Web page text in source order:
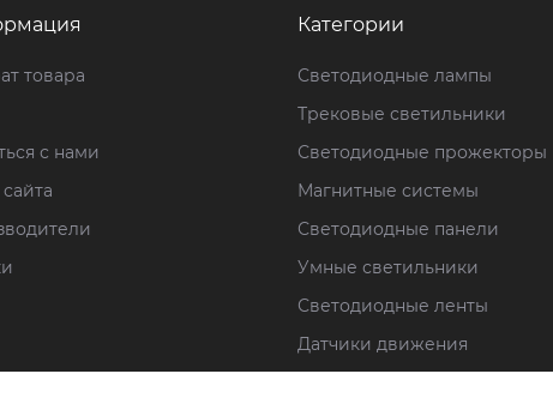
товара
с нами
Категории
Светодиодные лампы
Трековые светильники
Светодиодные прожекторы
Магнитные системы
Светодиодные панели
Умные светильники
Светодиодные ленты
Датчики движения